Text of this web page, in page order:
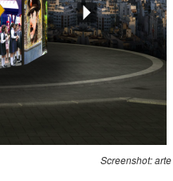
Screenshot: arte